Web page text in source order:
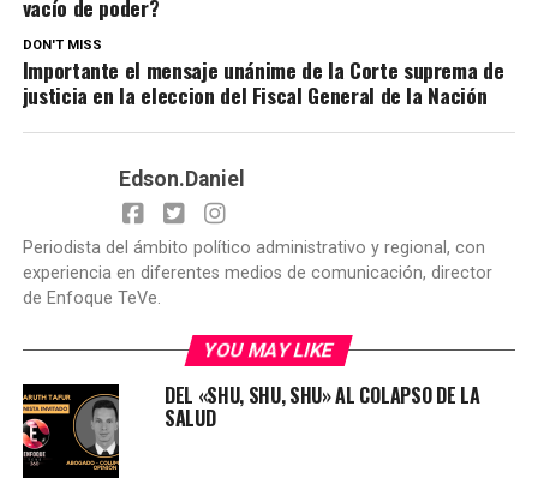
vacío de poder?
DON'T MISS
Importante el mensaje unánime de la Corte suprema de
justicia en la eleccion del Fiscal General de la Nación
Edson.Daniel
Periodista del ámbito político administrativo y regional, con
experiencia en diferentes medios de comunicación, director
de Enfoque TeVe.
YOU MAY LIKE
DEL «SHU, SHU, SHU» AL COLAPSO DE LA
SALUD